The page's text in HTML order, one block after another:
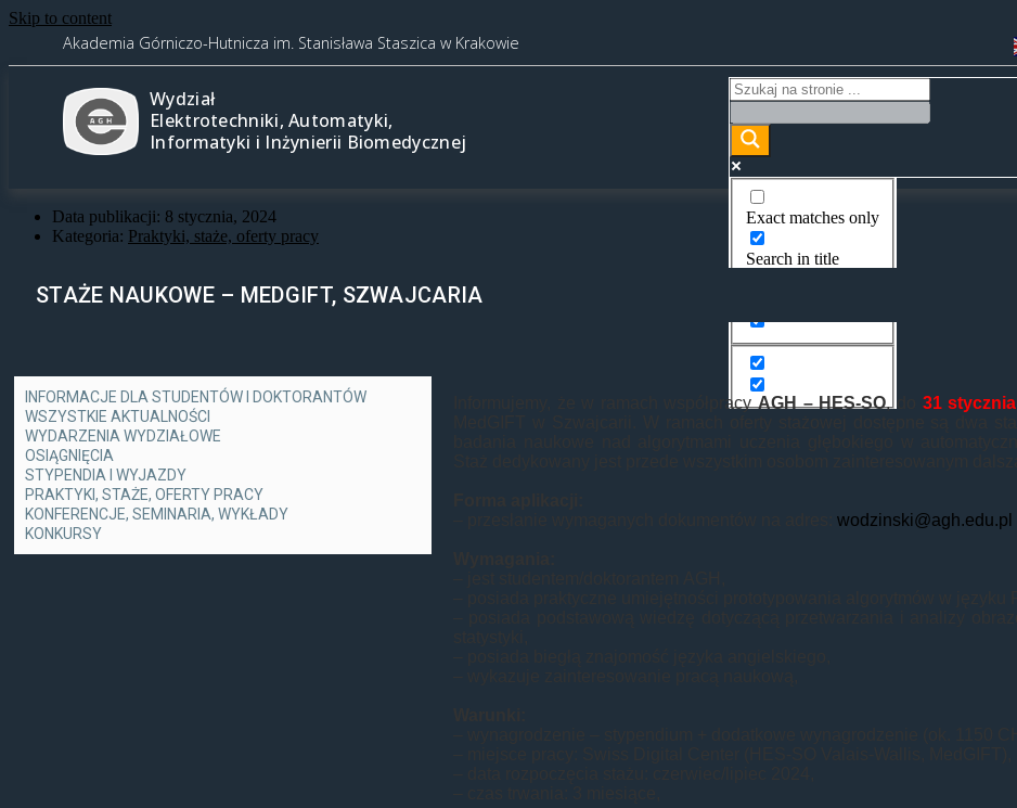
Skip to content
Akademia Górniczo-Hutnicza im. Stanisława Staszica w Krakowie
Wydział
Elektrotechniki, Automatyki,
Informatyki i Inżynierii Biomedycznej
Exact matches only
Search in title
Data publikacji: 8 stycznia, 2024
Kategoria: Praktyki, staże, oferty pracy
STAŻE NAUKOWE – MEDGIFT, SZWAJCARIA
INFORMACJE DLA STUDENTÓW I DOKTORANTÓW
WSZYSTKIE AKTUALNOŚCI
WYDARZENIA WYDZIAŁOWE
OSIĄGNIĘCIA
STYPENDIA I WYJAZDY
PRAKTYKI, STAŻE, OFERTY PRACY
KONFERENCJE, SEMINARIA, WYKŁADY
KONKURSY
Informujemy, że w ramach współpracyAGH – HES-SO, do 31 stycznia
wodzinski@agh.edu.pl